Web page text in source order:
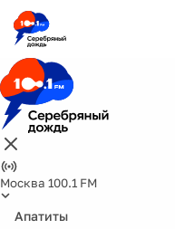
Москва 100.1 FM
Апатиты